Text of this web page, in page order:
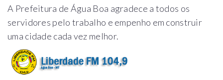
A Prefeitura de Água Boa agradece a todos os
servidores pelo trabalho e empenho em construir
uma cidade cada vez melhor.